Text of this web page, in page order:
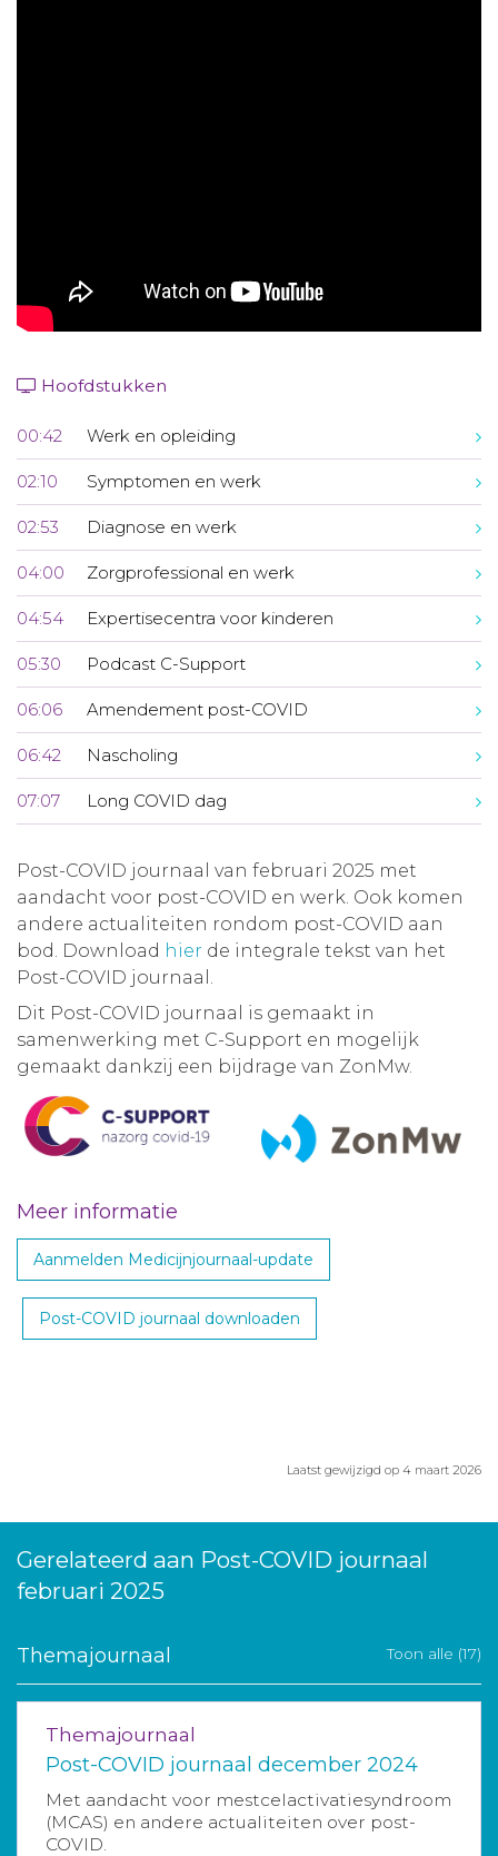
Hoofdstukken
00:42 Werk en opleiding
02:10 Symptomen en werk
02:53 Diagnose en werk
04:00 Zorgprofessional en werk
04:54 Expertisecentra voor kinderen
05:30 Podcast C-Support
06:06 Amendement post-COVID
06:42 Nascholing
07:07 Long COVID dag
Post-COVID journaal van februari 2025 met
aandacht voor post-COVID en werk. Ook komen
andere actualiteiten rondom post-COVID aan
bod. Download hier de integrale tekst van het
Post-COVID journaal.
Dit Post-COVID journaal is gemaakt in
samenwerking met C-Support en mogelijk
gemaakt dankzij een bijdrage van ZonMw.
Meer informatie
Aanmelden Medicijnjournaal-update
Post-COVID journaal downloaden
Laatst gewijzigd op 4 maart 2026
Gerelateerd aan Post-COVID journaal
februari 2025
Themajournaal Toon alle (17)
Themajournaal
Post-COVID journaal december 2024
Met aandacht voor mestcelactivatiesyndroom
(MCAS) en andere actualiteiten over post-
COVID.